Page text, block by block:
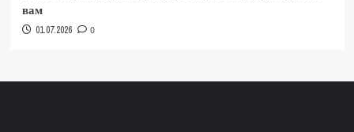
вам
01.07.2026 0